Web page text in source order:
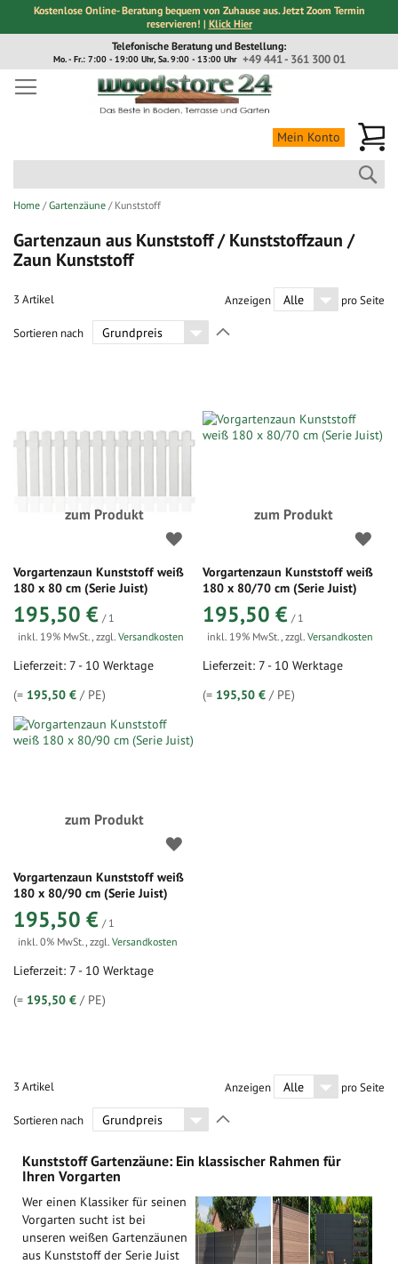
Kostenlose Online- Beratung bequem von Zuhause aus. Jetzt Zoom Termin
reservieren! | Klick Hier
Inhalt
Telefonische Beratung und Bestellung:
+49 441 - 361 300 01
Mo. - Fr.: 7:00 - 19:00 Uhr, Sa. 9:00 - 13:00 Uhr
Mein Konto
Home Gartenzäune Kunststoff
Gartenzaun aus Kunststoff / Kunststoffzaun /
Zaun Kunststoff
3 Artikel Anzeigen pro Seite
Sortieren nach
zum Produkt
Vorgartenzaun Kunststoff weiß
180 x 80 cm (Serie Juist)
195,50 € / 1
inkl. 19% MwSt., zzgl. Versandkosten
Lieferzeit: 7 - 10 Werktage
(= 195,50 € / PE)
zum Produkt
Vorgartenzaun Kunststoff weiß
180 x 80/70 cm (Serie Juist)
195,50 € / 1
inkl. 19% MwSt.,zzgl.Versandkosten
Lieferzeit: 7 - 10 Werktage
(= 195,50 € / PE)
zum Produkt
Vorgartenzaun Kunststoff weiß
180 x 80/90 cm (Serie Juist)
195,50 € / 1
inkl. 0% MwSt., zzgl. Versandkosten
Lieferzeit: 7 - 10 Werktage
(= 195,50 € / PE)
3 Artikel Anzeigen pro Seite
Sortieren nach
festlegen
Kunststoff Gartenzäune: Ein klassischer Rahmen für
Ihren Vorgarten
Wer einen Klassiker für seinen
Vorgarten sucht ist bei
unseren weißen Gartenzäunen
aus Kunststoff der Serie Juist